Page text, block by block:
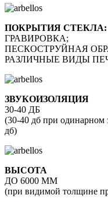
ПОКРЫТИЯ СТЕКЛА:
ГРАВИРОВКА;
ПЕСКОСТРУЙНАЯ
РАЗЛИЧНЫЕ ВИДЫ
ЗВУКОИЗОЛЯЦИЯ
30-40 ДБ
(30-40 дб при одинарном
дб)
ВЫСОТА
ДО 6000 ММ
(при видимой толщине